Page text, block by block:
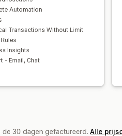
Automation
Transactions Without Limit
Insights
- Email, Chat
30 dagen gefactureerd. Alle